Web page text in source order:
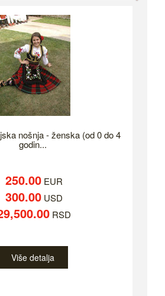
nošnja - ženska (od 0 do 4
godin...
250.00 EUR
300.00 USD
RSD
Više detalja